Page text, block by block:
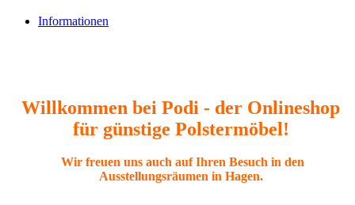
Informationen
Willkommen bei Podi - der Onlineshop
für günstige Polstermöbel!
Wir freuen uns auch auf Ihren Besuch in den
Ausstellungsräumen in Hagen.